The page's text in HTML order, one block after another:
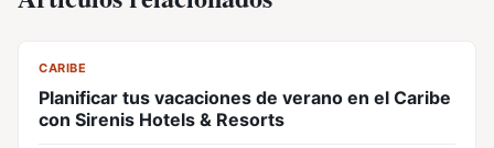
CARIBE
Planificar tus vacaciones de verano en el Caribe
con Sirenis Hotels & Resorts